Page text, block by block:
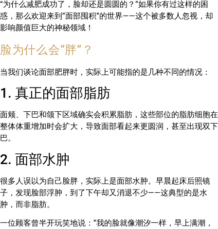
“为什么减肥成功了，脸却还是圆圆的？”如果你有过这样的困
惑，那么欢迎来到”面部囤积”的世界——这个被多数人忽视，却
影响颜值巨大的神秘领域！
脸为什么会”胖”？
当我们谈论面部肥胖时，实际上可能指的是几种不同的情况：
1. 真正的面部脂肪
面颊、下巴和颌下区域确实会积累脂肪，这些部位的脂肪细胞在
整体体重增加时会扩大，导致面部看起来更圆润，甚至出现双下
巴。
2. 面部水肿
很多人误以为自己脸胖，实际上是面部水肿。早晨起床后照镜
子，发现脸部浮肿，到了下午却又消退不少——这典型的是水
肿，而非脂肪。
一位顾客曾半开玩笑地说：”我的脸就像潮汐一样，早上满潮，